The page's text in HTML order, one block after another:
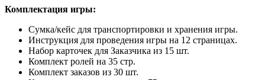
Комплектация игры:
Сумка/кейс для транспортировки и хранения игры.
Инструкция для проведения игры на 12 страницах.
Набор карточек для Заказчика из 15 шт.
Комплект ролей на 35 стр.
Комплект заказов из 30 шт.